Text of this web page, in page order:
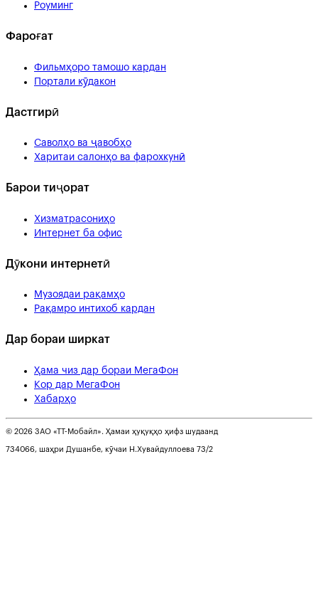
Роуминг
Фароғат
Фильмҳоро тамошо кардан
Портали кӯдакон
Дастгирӣ
Саволҳо ва ҷавобҳо
Харитаи салонҳо ва фарохкунӣ
Барои тиҷорат
Хизматрасониҳо
Интернет ба офис
Дӯкони интернетӣ
Музоядаи рақамҳо
Рақамро интихоб кардан
Дар бораи ширкат
Ҳама чиз дар бораи МегаФон
Кор дар МегаФон
Хабарҳо
© 2026 ЗАО «ТТ-Мобайл». Ҳамаи ҳуқуқҳо ҳифз шудаанд
734066, шаҳри Душанбе, кӯчаи Н.Хувайдуллоева 73/2